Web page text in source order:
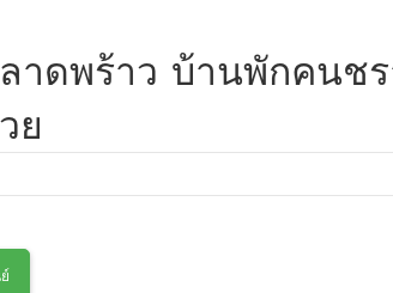
ดพร้าว บ้านพักคนช
ย